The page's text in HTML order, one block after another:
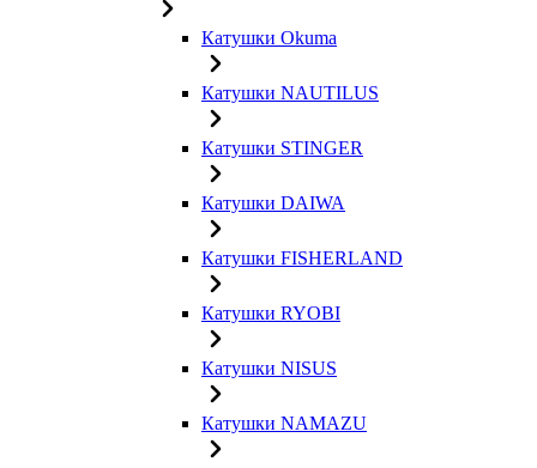
Катушки Okuma
Катушки NAUTILUS
Катушки STINGER
Катушки DAIWA
Катушки FISHERLAND
Катушки RYOBI
Катушки NISUS
Катушки NAMAZU